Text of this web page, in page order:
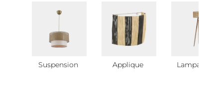
Suspension Applique Lampadaire